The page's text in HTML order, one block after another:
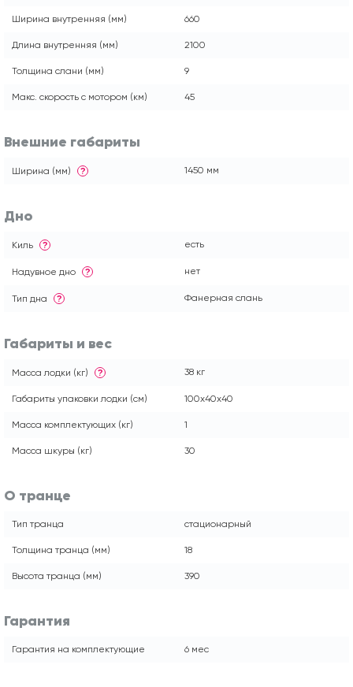
Ширина внутренняя (мм) 660
Длина внутренняя (мм) 2100
Толщина слани (мм) 9
Макс. скорость с мотором (км) 45
Внешние габариты
Ширина (мм) ? 1450 мм
Дно
Киль ? есть
Надувное дно ? нет
Тип дна ? Фанерная слань
Габариты и вес
Масса лодки (кг) ? 38 кг
Габариты упаковки лодки (см) 100x40x40
Масса комплектующих (кг) 1
Масса шкуры (кг) 30
О транце
Тип транца стационарный
Толщина транца (мм) 18
Высота транца (мм) 390
Гарантия
Гарантия на комплектующие 6 мес